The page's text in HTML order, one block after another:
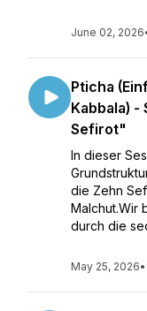
June 02, 2026
Pticha
Kabbala) -
Sefirot"
In dieser
die Zehn
Malchut.Wir
durch die
May 25, 2026•